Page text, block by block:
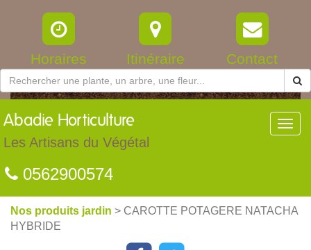
Horaires Itinéraire Contact
Abadie Horticulture
Les Artisans du Végétal
0562900574
Nos produits jardin > CAROTTE POTAGERE NATACHA
HYBRIDE